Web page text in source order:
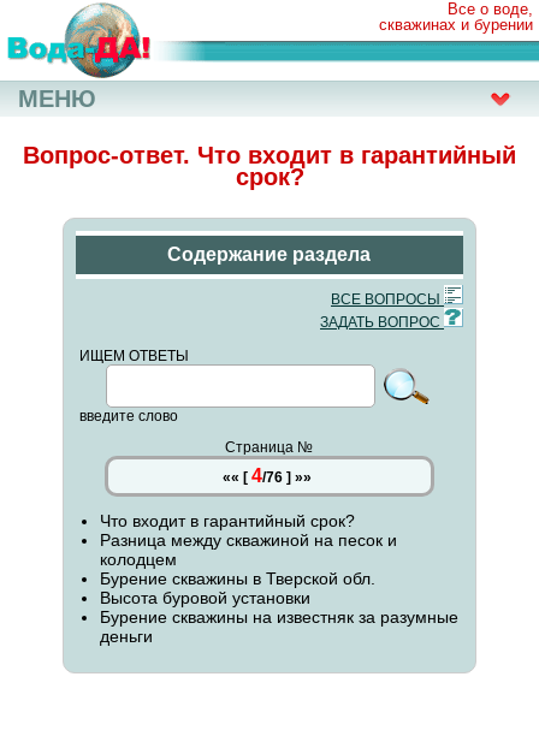
Все о воде,
скважинах и бурении
Вопрос-ответ. Что входит в гарантийный
срок?
Содержание раздела
ВСЕ ВОПРОСЫ
ЗАДАТЬ ВОПРОС
ИЩЕМ ОТВЕТЫ
введите слово
Страница №
«« [4/76 ]»»
Что входит в гарантийный срок?
Разница между скважиной на песок и
колодцем
Бурение скважины в Тверской обл.
Высота буровой установки
Бурение скважины на известняк за разумные
деньги
МЕНЮ